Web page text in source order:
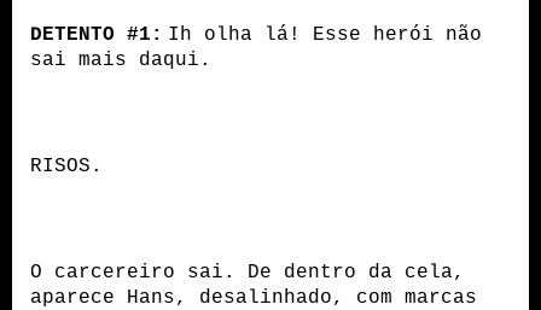
DETENTO #1: Ih olha lá! Esse herói não
sai mais daqui.
RISOS.
O carcereiro sai. De dentro da cela,
aparece Hans, desalinhado, com marcas